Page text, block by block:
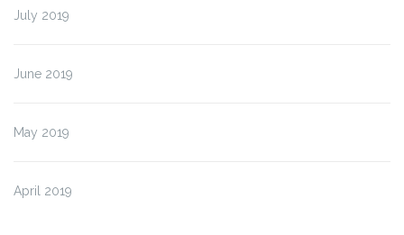
July 2019
June 2019
May 2019
April 2019